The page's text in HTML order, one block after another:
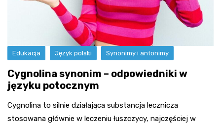
Edukacja Język polski Synonimy i antonimy
Cygnolina synonim – odpowiedniki w
języku potocznym
Cygnolina to silnie działająca substancja lecznicza
stosowana głównie w leczeniu łuszczycy, najczęściej w